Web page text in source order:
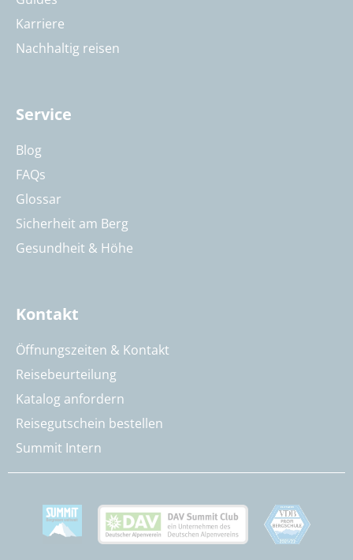
Karriere
Nachhaltig reisen
Service
Blog
FAQs
Glossar
Sicherheit am Berg
Gesundheit & Höhe
Kontakt
Öffnungszeiten & Kontakt
Reisebeurteilung
Katalog anfordern
Reisegutschein bestellen
Summit Intern